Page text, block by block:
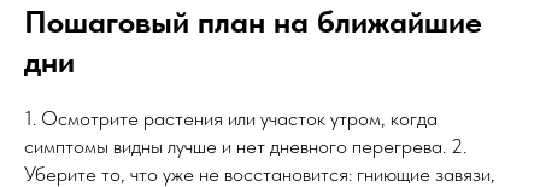
Пошаговый план на ближайшие
дни
1. Осмотрите растения или участок утром, когда
симптомы видны лучше и нет дневного перегрева. 2.
Уберите то, что уже не восстановится: гниющие завязи,